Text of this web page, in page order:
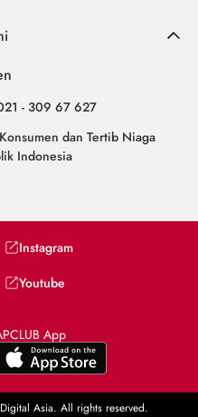
- 309 67 627
dan Tertib Niaga
Indonesia
Instagram
Youtube
App
Asia. All rights reserved.